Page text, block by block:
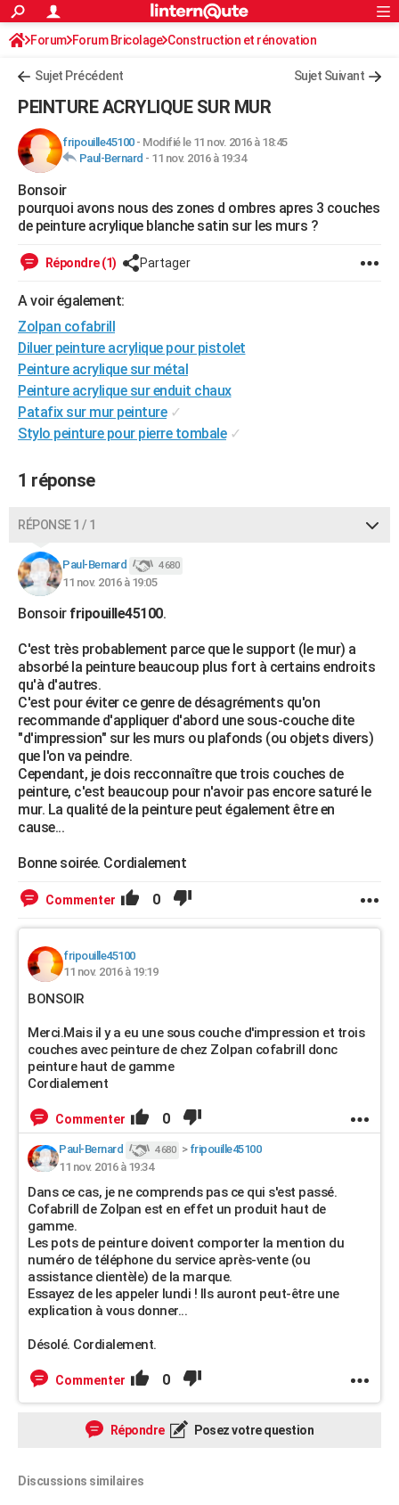
ACTUALITÉS
Politique
Société
Faits Divers
Education
Monde
Villes
+
FINANCE
Retraite
Impôts
Epargne
Immobilier
Risques naturels par ville
Banque
Assurance
Crédit
AUTO
Essais
Réserver un essai
Citadines
Berlines
SUV
Forum auto
+HIGH-TECH
Mobiles
Meilleur smartphone
Internet
Ordinateurs
Jeux vidéo
Guide high-tech
+
Forum
Aménagement intérieur
Extérieur
Cuisine
Salle de bains
Jardinage
Rangement
WEEK-END
Guides de France
Escapades
Patrimoine
Expositions
Musées
Week-end nature
+LIFESTYLE
Art de vivre
Bien-être
Loisirs
Mode
Modes de vie
SANTE
Alimentation
Guide de la santé
Maladies
Médicaments
Sommeil
VOYAGE
Destinations
City break
Voyage nature
Voyage de noces
Forum
Climat
+PHOTO
BONS PLANS
CARTE DE VOEUX
Carte de Noël
Carte Bonne année
Carte Saint-Valentin
Carte Pâques
Carte d'anniversaire
DICTIONNAIRE
Dictionnaire
Biographies
Citations
Expressions
Proverbes
S'inscrire
Se connecter
Lycées
Collèges
Primaires
Universités
Entreprises
Service militaire
Avis de recherche
AVIS DE DÉCÈS
FORUM
Bricolage
Lifestyle
Culture
Sport
Auto
Television
Voyage
Cinema
Rechercher
S'inscrire
Connexion
Forum Forum Bricolage Construction et rénovation
Peinture, Vernis, Tapissserie
Sujet Précédent Sujet Suivant
PEINTURE ACRYLIQUE SUR MUR
fripouille45100- Modifié le 11 nov. 2016 à 18:45
Paul-Bernard - 11 nov. 2016 à 19:34
Bonsoir
pourquoi avons nous des zones d ombres apres 3 couches
de peinture acrylique blanche satin sur les murs ?
Répondre (1) Partager
A voir également:
Zolpan cofabrill
Diluer peinture acrylique pour pistolet
Peinture acrylique sur métal
Peinture acrylique sur enduit chaux
Patafix sur mur peinture ✓
Stylo peinture pour pierre tombale ✓
1 réponse
RÉPONSE 1 / 1
Paul-Bernard 4 680
11 nov. 2016 à 19:05
Bonsoir fripouille45100.
C'est très probablement parce que le support (le mur) a
absorbé la peinture beaucoup plus fort à certains endroits
qu'à d'autres.
C'est pour éviter ce genre de désagréments qu'on
recommande d'appliquer d'abord une sous-couche dite
"d'impression" sur les murs ou plafonds (ou objets divers)
que l'on va peindre.
Cependant, je dois recconnaître que trois couches de
peinture, c'est beaucoup pour n'avoir pas encore saturé le
mur. La qualité de la peinture peut également être en
cause...
Bonne soirée. Cordialement
Commenter 0
fripouille45100
11 nov. 2016 à 19:19
BONSOIR
Merci.Mais il y a eu une sous couche d'impression et trois
couches avec peinture de chez Zolpan cofabrill donc
peinture haut de gamme
Cordialement
Commenter 0
Paul-Bernard 4 680 > fripouille45100
11 nov. 2016 à 19:34
Dans ce cas, je ne comprends pas ce qui s'est passé.
Cofabrill de Zolpan est en effet un produit haut de
gamme.
Les pots de peinture doivent comporter la mention du
numéro de téléphone du service après-vente (ou
assistance clientèle) de la marque.
Essayez de les appeler lundi ! Ils auront peut-être une
explication à vous donner...
Désolé. Cordialement.
Commenter 0
Répondre Posez votre question
Discussions similaires